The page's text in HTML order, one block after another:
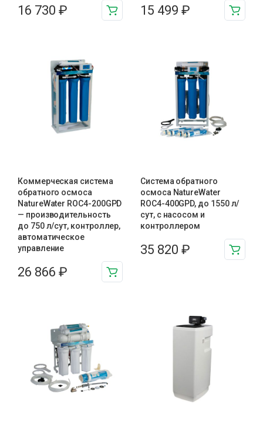
16 730 ₽ 15 499 ₽
Коммерческая система
обратного осмоса
NatureWater ROC4-200GPD
— производительность
до 750 л/сут, контроллер,
автоматическое
управление
26 866 ₽
Система обратного
осмоса NatureWater
ROC4-400GPD, до 1550 л/
сут, с насосом и
контроллером
35 820 ₽